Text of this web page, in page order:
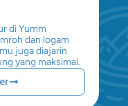
di Yumm
dan logam
juga diajarin
yang maksimal.